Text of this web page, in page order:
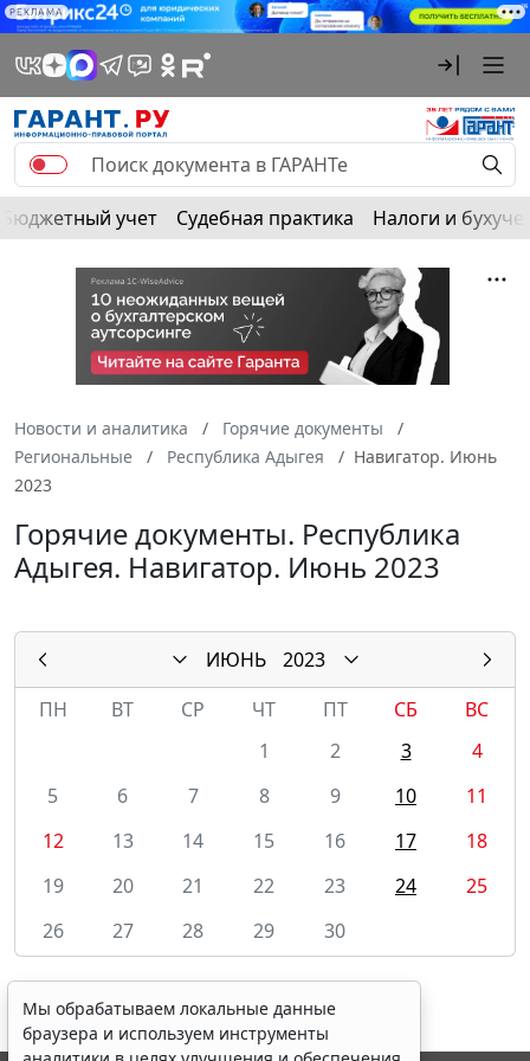
РЕКЛАМА
Бюджетный учет Судебная практика Налоги и
Новости и аналитика
Горячие документы
Региональные
Республика Адыгея
Навигатор. Июнь
2023
Горячие документы. Республика
Адыгея. Навигатор. Июнь 2023
ИЮНЬ
2023
ПН
ВТ СР ЧТ ПТ СБ
ВС
1
2 3
4
5
6 7 8 9 10
11
12
13 14 15 16 17
18
19
20 21 22 23 24
25
26
27 28 29 30
Мы обрабатываем локальные данные
браузера и используем инструменты